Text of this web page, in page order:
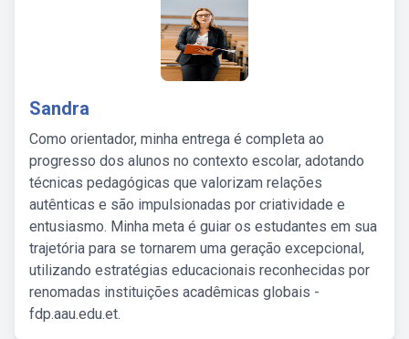
Sandra
Como orientador, minha entrega é completa ao
progresso dos alunos no contexto escolar, adotando
técnicas pedagógicas que valorizam relações
autênticas e são impulsionadas por criatividade e
entusiasmo. Minha meta é guiar os estudantes em sua
trajetória para se tornarem uma geração excepcional,
utilizando estratégias educacionais reconhecidas por
renomadas instituições acadêmicas globais -
fdp.aau.edu.et.